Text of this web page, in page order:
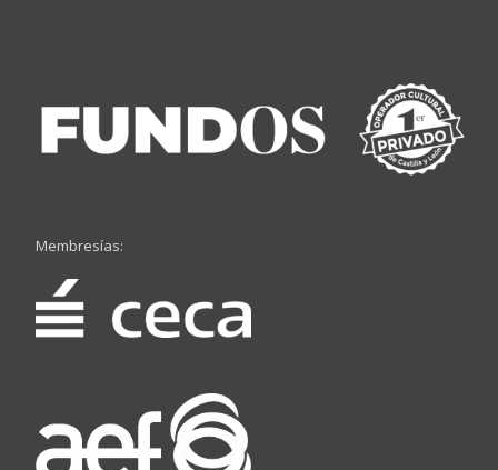
Membresías: